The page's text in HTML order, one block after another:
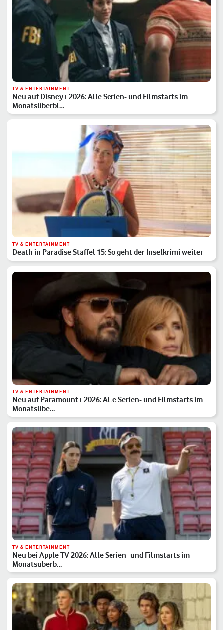
TV & ENTERTAINMENT
Neu auf Disney+ 2026: Alle Serien- und Filmstarts im
Monatsüberbl…
TV & ENTERTAINMENT
Death in Paradise Staffel 15: So geht der Inselkrimi weiter
TV & ENTERTAINMENT
Neu auf Paramount+ 2026: Alle Serien- und Filmstarts im
Monatsübe…
TV & ENTERTAINMENT
Neu bei Apple TV 2026: Alle Serien- und Filmstarts im
Monatsüberb…